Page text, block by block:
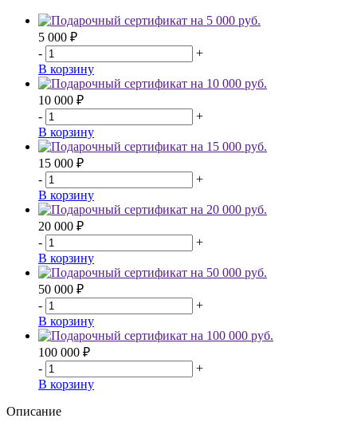
5 000 ₽
-
+
В корзину
10 000 ₽
-
+
В корзину
15 000 ₽
-
+
В корзину
20 000 ₽
-
+
В корзину
50 000 ₽
-
+
В корзину
100 000 ₽
-
+
В корзину
Описание